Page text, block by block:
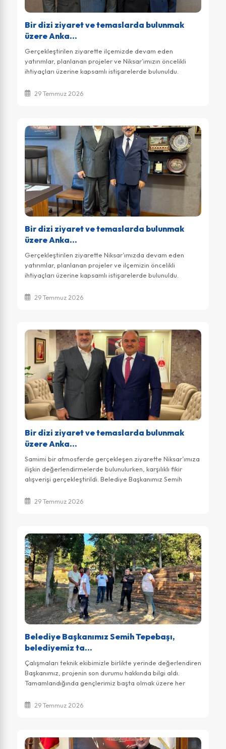
Bir dizi ziyaret ve temaslarda bulunmak
üzere Anka...
Gerçekleştirilen ziyarette ilçemizde devam eden
yatırımlar, planlanan projeler ve Niksar’ımızın öncelikli
ihtiyaçları üzerine kapsamlı istişarelerde bulunuldu.
29 Temmuz 2026
Bir dizi ziyaret ve temaslarda bulunmak
üzere Anka...
Gerçekleştirilen ziyarette Niksar’ımızda devam eden
yatırımlar, planlanan projeler ve ilçemizin öncelikli
ihtiyaçları üzerine kapsamlı istişarelerde bulunuldu.
29 Temmuz 2026
Bir dizi ziyaret ve temaslarda bulunmak
üzere Anka...
Samimi bir atmosferde gerçekleşen ziyarette Niksar’ımıza
ilişkin değerlendirmelerde bulunulurken, karşılıklı fikir
alışverişi gerçekleştirildi. Belediye Başkanımız Semih
29 Temmuz 2026
Belediye Başkanımız Semih Tepebaşı,
belediyemiz ta...
Çalışmaları teknik ekibimizle birlikte yerinde değerlendiren
Başkanımız, projenin son durumu hakkında bilgi aldı.
Tamamlandığında gençlerimiz başta olmak üzere her
29 Temmuz 2026